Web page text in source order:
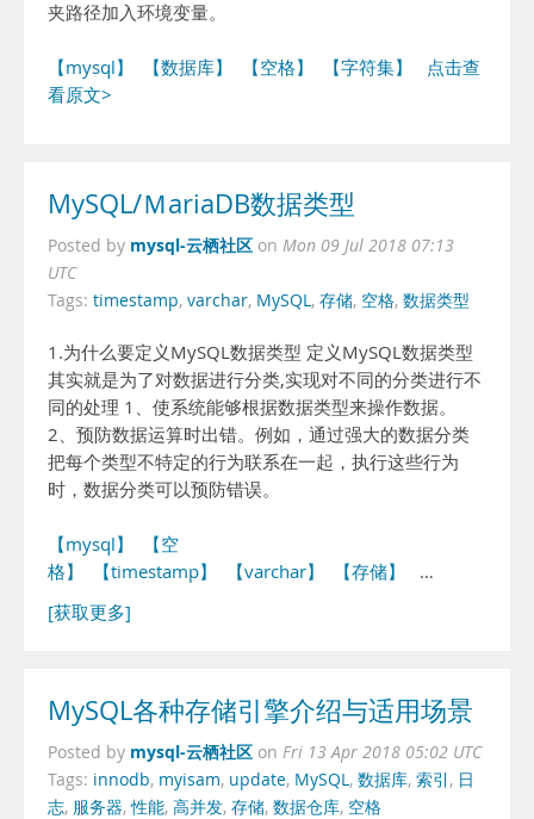
夹路径加入环境变量。
【mysql】 【数据库】 【空格】 【字符集】
点击查
看原文>
MySQL/ＭariaDB数据类型
Posted by mysql-云栖社区 on Mon 09 Jul 2018 07:13
UTC
Tags: timestamp, varchar, MySQL, 存储, 空格, 数据类型
1.为什么要定义MySQL数据类型 定义MySQL数据类型
其实就是为了对数据进行分类,实现对不同的分类进行不
同的处理 1、使系统能够根据数据类型来操作数据。
2、预防数据运算时出错。例如，通过强大的数据分类
把每个类型不特定的行为联系在一起，执行这些行为
时，数据分类可以预防错误。
【mysql】
【空
格】
【timestamp】 【varchar】 【存储】
…
[获取更多]
MySQL各种存储引擎介绍与适用场景
Posted by mysql-云栖社区 on Fri 13 Apr 2018 05:02 UTC
Tags: innodb, myisam, update, MySQL, 数据库, 索引 , 日
志, 服务器,性能, 高并发, 存储, 数据仓库, 空格